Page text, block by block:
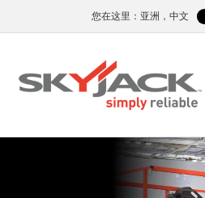
您在这里：亚洲，中文